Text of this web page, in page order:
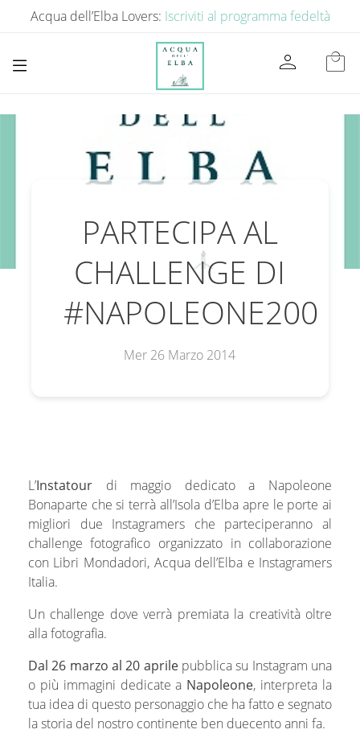
Acqua dell’Elba Lovers: Iscriviti al programma fedeltà
person local_mall
PARTECIPA AL
CHALLENGE DI
#NAPOLEONE200
Mer 26 Marzo 2014
L’Instatourdi maggio dedicato a Napoleone
Bonaparte che si terrà all’Isola d’Elba apre le porte ai
migliori due Instagramers che parteciperanno al
challenge fotografico organizzato in collaborazione
con Libri Mondadori, Acqua dell’Elba e Instagramers
Italia.
Un challenge dove verrà premiata la creatività oltre
alla fotografia.
Dal 26 marzo al 20 aprilepubblica su Instagram una
o più immagini dedicate a Napoleone, interpreta la
tua idea di questo personaggio che ha fatto e segnato
la storia del nostro continente ben duecento anni fa.